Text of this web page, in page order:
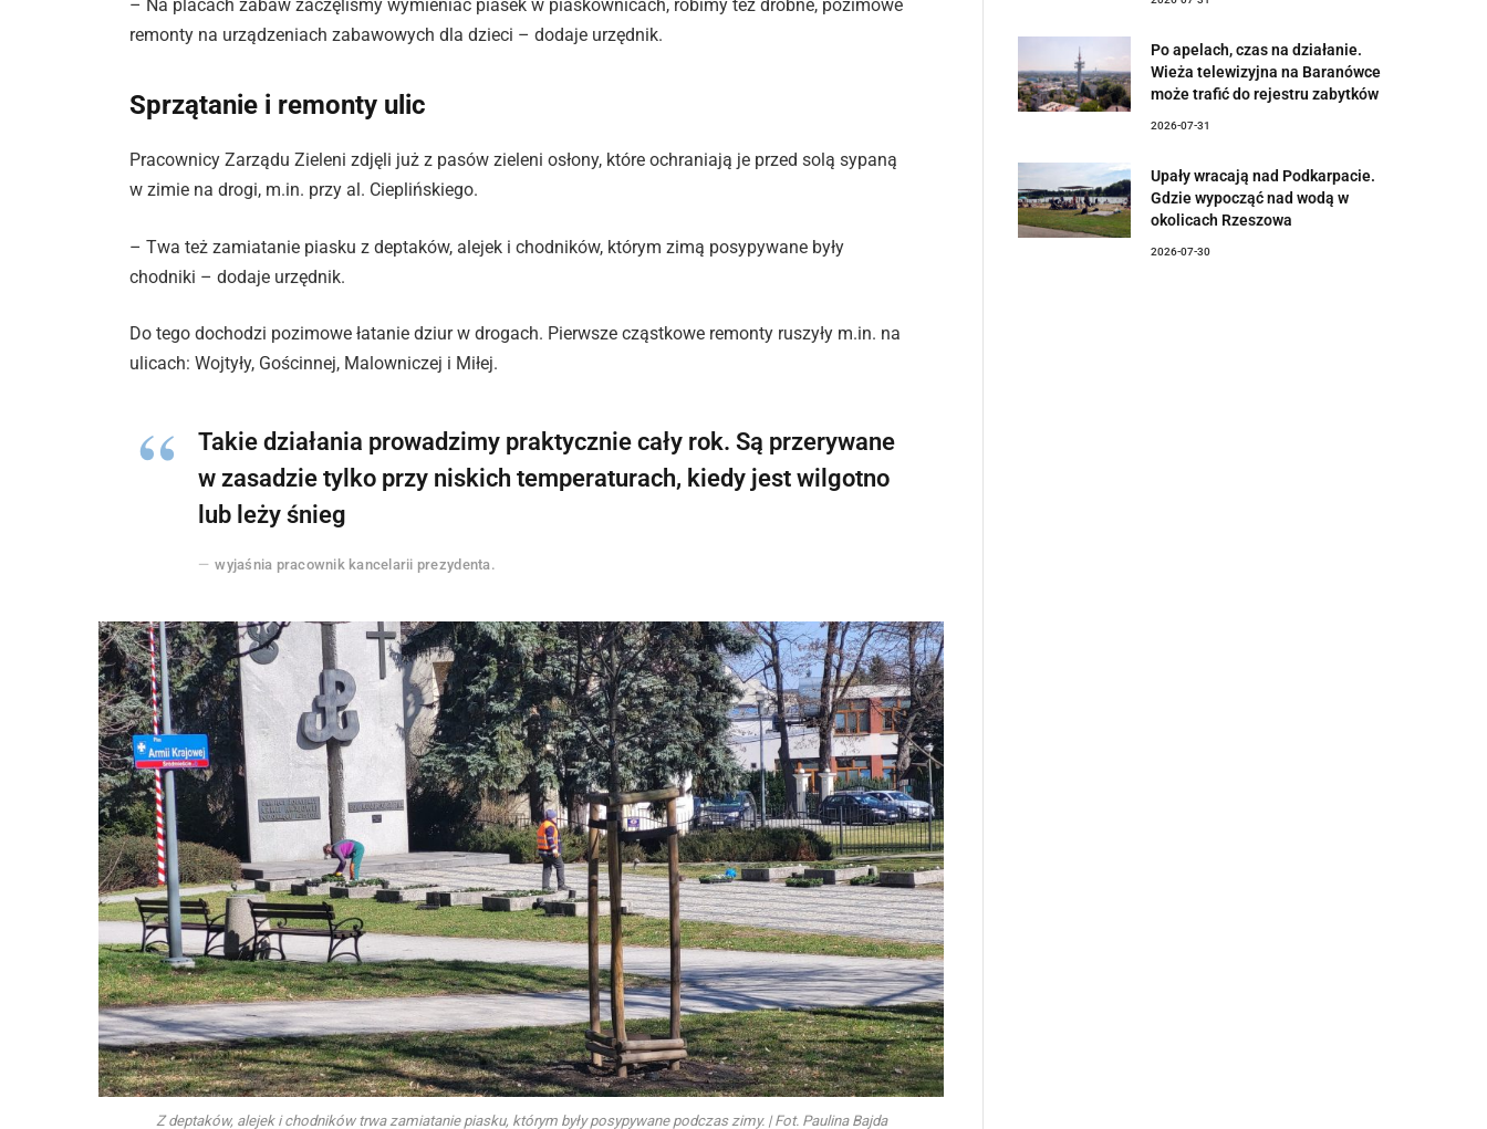
– Na placach zabaw zaczęliśmy wymieniać piasek w piaskownicach, robimy też drobne, pozimowe
remonty na urządzeniach zabawowych dla dzieci – dodaje urzędnik.
Sprzątanie i remonty ulic
Pracownicy Zarządu Zieleni zdjęli już z pasów zieleni osłony, które ochraniają je przed solą sypaną
w zimie na drogi, m.in. przy al. Cieplińskiego.
– Twa też zamiatanie piasku z deptaków, alejek i chodników, którym zimą posypywane były
chodniki – dodaje urzędnik.
Do tego dochodzi pozimowe łatanie dziur w drogach. Pierwsze cząstkowe remonty ruszyły m.in. na
ulicach: Wojtyły, Gościnnej, Malowniczej i Miłej.
Takie działania prowadzimy praktycznie cały rok. Są przerywane
w zasadzie tylko przy niskich temperaturach, kiedy jest wilgotno
lub leży śnieg
wyjaśnia pracownik kancelarii prezydenta.
Z deptaków, alejek i chodników trwa zamiatanie piasku, którym były posypywane podczas zimy. | Fot. Paulina Bajda
Po apelach, czas na działanie.
Wieża telewizyjna na Baranówce
może trafić do rejestru zabytków
2026-07-31
Upały wracają nad Podkarpacie.
Gdzie wypocząć nad wodą w
okolicach Rzeszowa
2026-07-30